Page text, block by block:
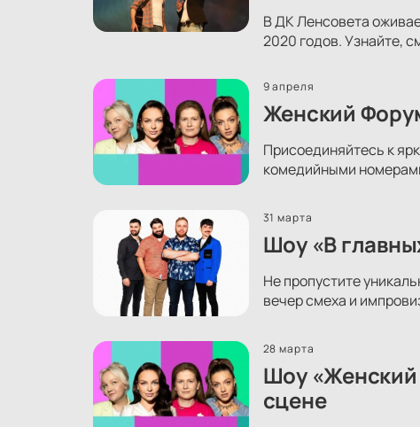
В ДК Ленсовета
2020 годов. Узнайте,
9 апреля
Женский
Присоединяйтесь к
комедийными
31 марта
Шоу «В
Не пропустите
вечер смеха и
28 марта
Шоу «Женский
сцене